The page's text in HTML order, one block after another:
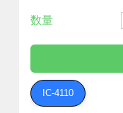
数量
IC-4110